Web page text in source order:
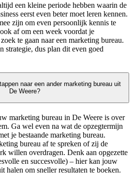
een kleine periode hebben waarin de
eerst even beter moet leren kennen.
zijn om even persoonlijk kennis te
af om een week voordat je
te gaan naar een marketing bureau.
strategie, dus plan dit even goed
naar een ander marketing bureau uit
De Weere?
marketing bureau in De Weere is over
Ga wel even na wat de opzegtermijn
je bestaande marketing bureau.
bureau af te spreken of zij de
willen overdragen. Denk aan opgezette
en succesvolle) – hier kan jouw
halen om sneller resultaten te boeken.